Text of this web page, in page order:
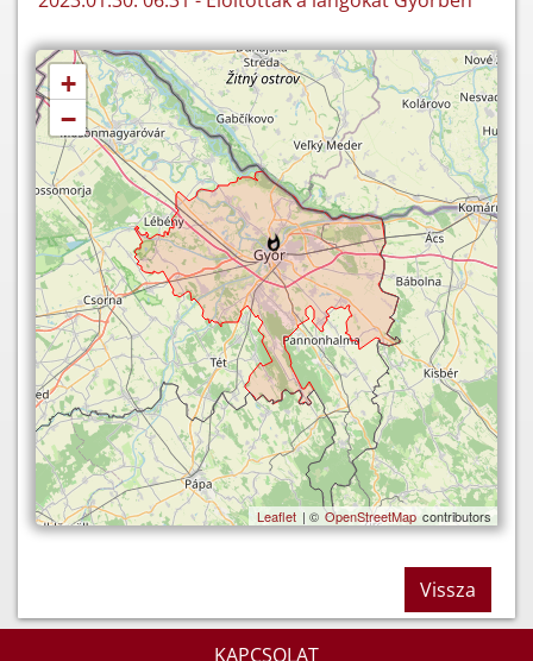
+
−
Leaflet | © OpenStreetMap contributors
Vissza
KAPCSOLAT